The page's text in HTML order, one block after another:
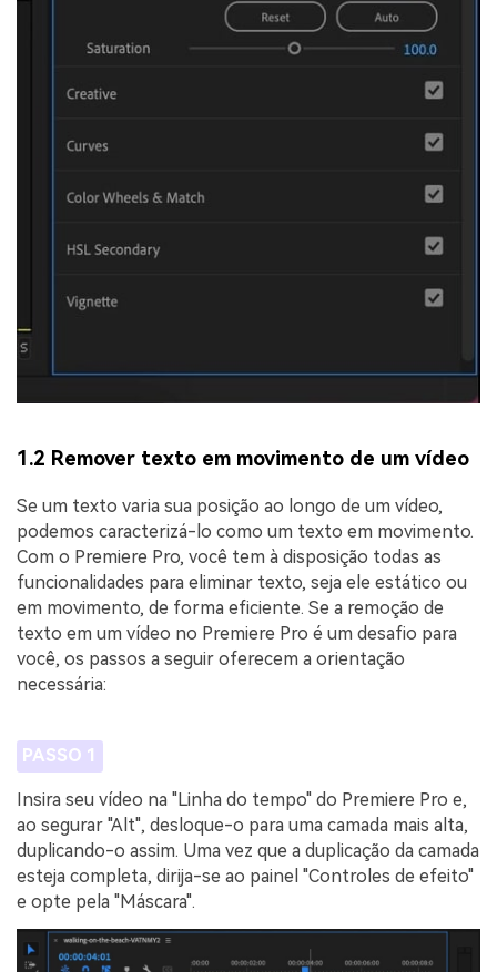
1.2 Remover texto em movimento de um vídeo
Se um texto varia sua posição ao longo de um vídeo,
podemos caracterizá-lo como um texto em movimento.
Com o Premiere Pro, você tem à disposição todas as
funcionalidades para eliminar texto, seja ele estático ou
em movimento, de forma eficiente. Se a remoção de
texto em um vídeo no Premiere Pro é um desafio para
você, os passos a seguir oferecem a orientação
necessária:
PASSO 1
Insira seu vídeo na "Linha do tempo" do Premiere Pro e,
ao segurar "Alt", desloque-o para uma camada mais alta,
duplicando-o assim. Uma vez que a duplicação da camada
esteja completa, dirija-se ao painel "Controles de efeito"
e opte pela "Máscara".